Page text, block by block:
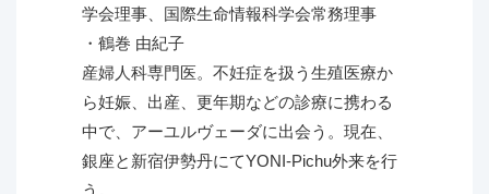
学会理事、国際生命情報科学会常務理事
・鶴巻 由紀子
産婦人科専門医。不妊症を扱う生殖医療か
ら妊娠、出産、更年期などの診療に携わる
中で、アーユルヴェーダに出会う。現在、
銀座と新宿伊勢丹にてYONI-Pichu外来を行